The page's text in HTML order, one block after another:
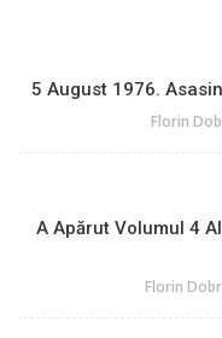
5 August 1976.
Florin
A Apărut Volumul 4 Al
Florin